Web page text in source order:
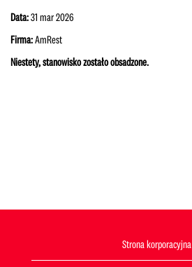
Data:31 mar 2026
Firma:AmRest
Niestety, stanowisko zostało obsadzone.
Strona korporacyjna